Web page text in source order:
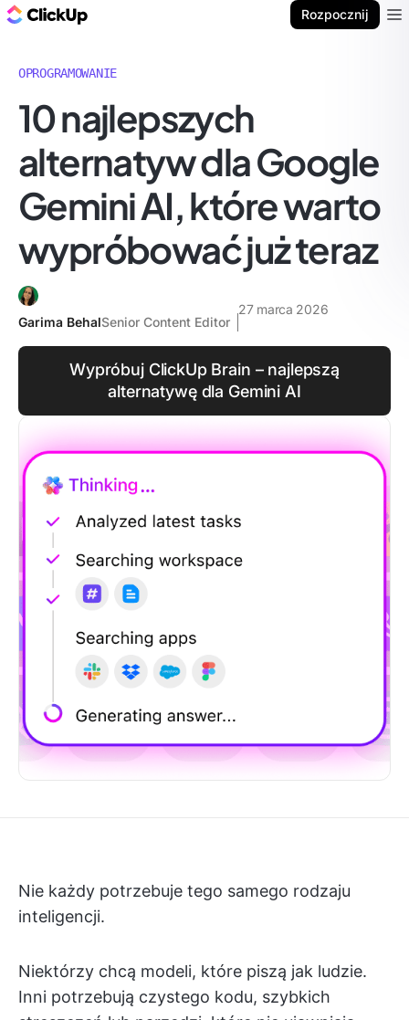
Rozpocznij
OPROGRAMOWANIE
10 najlepszych
alternatyw dla Google
Gemini AI, które warto
wypróbować już teraz
Garima BehalSenior Content Editor
27 marca 2026
Wypróbuj ClickUp Brain – najlepszą
alternatywę dla Gemini AI
Nie każdy potrzebuje tego samego rodzaju
inteligencji.
Niektórzy chcą modeli, które piszą jak ludzie.
Inni potrzebują czystego kodu, szybkich